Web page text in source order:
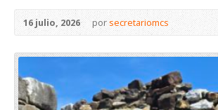
16 julio, 2026 por secretariomcs